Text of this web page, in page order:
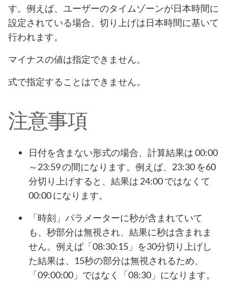
す。例えば、ユーザーのタイムゾーンが日本時間に
設定されている場合、切り上げは日本時間に基いて
行われます。
マイナスの値は指定できません。
式で指定することはできません。
注意事項
日付を含まない形式の場合、計算結果は 00:00
～23:59 の間になります。例えば、23:30 を60
分切り上げすると、結果は 24:00 ではなくて
00:00 になります。
「時刻」パラメーターに秒が含まれていて
も、秒部分は無視され、結果に秒は含まれま
せん。例えば「08:30:15」を30分切り上げし
た結果は、15秒の部分は無視されるため、
「09:00:00」ではなく「08:30」になります。